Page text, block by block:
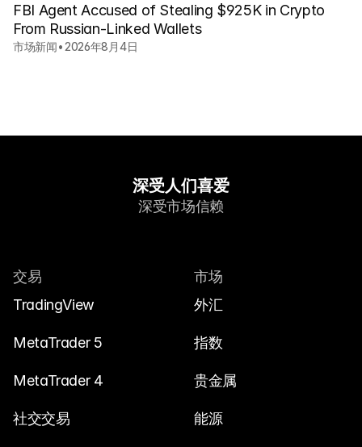
FBI Agent Accused of Stealing $925K in Crypto
From Russian-Linked Wallets
市场新闻•2026年8月4日
深受人们喜爱
深受市场信赖
交易
TradingView
MetaTrader 5
MetaTrader 4
社交交易
市场
外汇
指数
贵金属
能源